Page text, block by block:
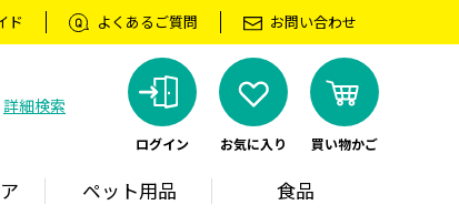
ド よくあるご質問 お問い合わせ
詳細検索
ログイン お気に入り 買い物かご
ペット用品 食品